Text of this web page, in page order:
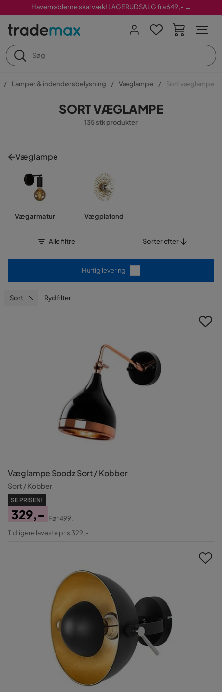
Havemøblerne skal væk! LAGERUDSALG fra 649,- →
Lamper & indendørsbelysning Væglampe Sort væglampe
SORT VÆGLAMPE
135 stk produkter
Væglampe
Vægarmatur Vægplafond
Alle filtre Sorter efter
Hurtig levering
Sort Ryd filter
Væglampe Soodz Sort / Kobber
Sort / Kobber
SE PRISEN!
Pris
329,-
Original
Før499,-
Tidligere laveste pris 329,-